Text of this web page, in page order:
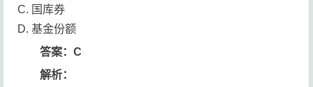
C. 国库券
D. 基金份额
答案：C
解析：